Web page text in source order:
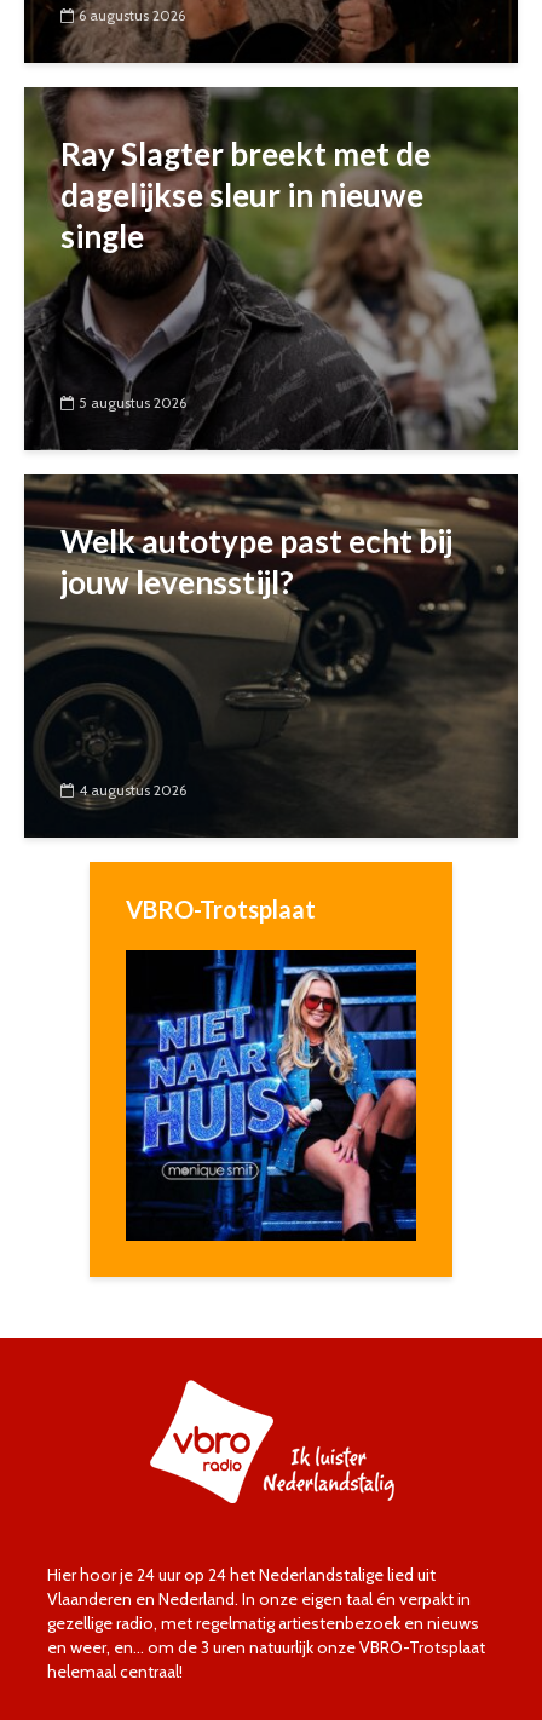
6 augustus 2026
Ray Slagter breekt met de
dagelijkse sleur in nieuwe
single
5 augustus 2026
Welk autotype past echt bij
jouw levensstijl?
4 augustus 2026
VBRO-Trotsplaat
Hier hoor je 24 uur op 24 het Nederlandstalige lied uit
Vlaanderen en Nederland. In onze eigen taal én verpakt in
gezellige radio, met regelmatig artiestenbezoek en nieuws
en weer, en… om de 3 uren natuurlijk onze VBRO-Trotsplaat
helemaal centraal!